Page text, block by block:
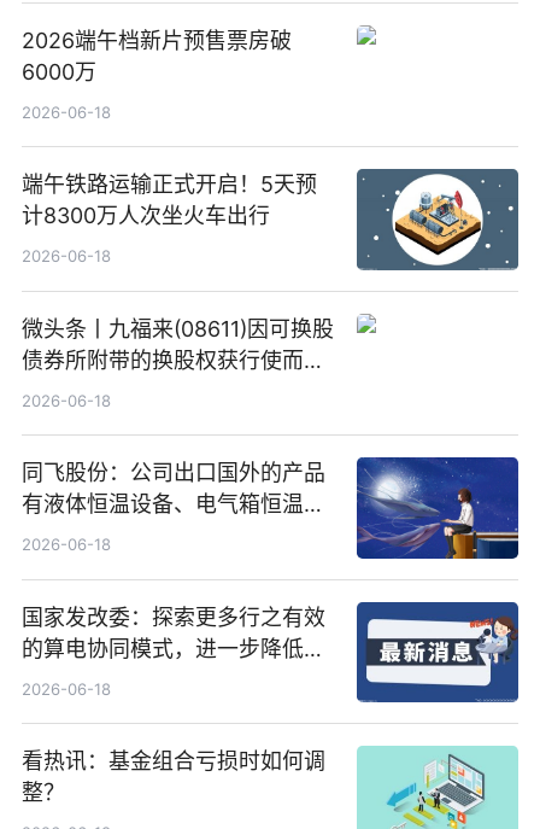
2026端午档新片预售票房破
6000万
2026-06-18
端午铁路运输正式开启！5天预
计8300万人次坐火车出行
2026-06-18
微头条丨九福来(08611)因可换股
债券所附带的换股权获行使而发
行5200万股
2026-06-18
同飞股份：公司出口国外的产品
有液体恒温设备、电气箱恒温装
置、纯水冷却单元和特种换热器
2026-06-18
国家发改委：探索更多行之有效
的算电协同模式，进一步降低网
络传输时延_最资讯
2026-06-18
看热讯：基金组合亏损时如何调
整？